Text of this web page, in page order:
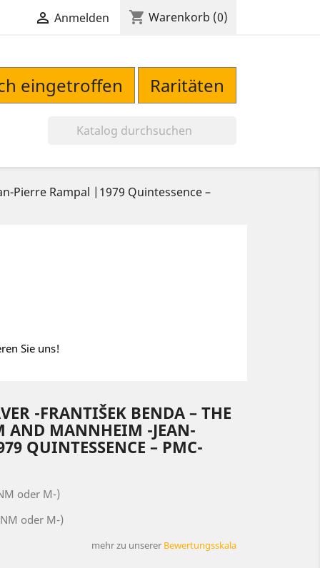
 Anmelden shopping_cart Warenkorb (0)
eingetroffen Raritäten
Pierre Rampal |1979 Quintessence ‎–
Sie uns!
-‎FRANTIŠEK BENDA – THE
AND MANNHEIM -JEAN-
QUINTESSENCE ‎– PMC-
oder M-)
oder M-)
mehr zu unserer Bewertungsskala